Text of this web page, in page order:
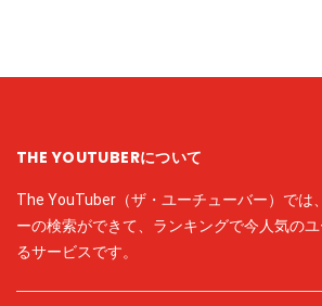
THE YOUTUBERについて
The YouTuber（ザ・ユーチューバー）では
ーの検索ができて、ランキングで今人気の
るサービスです。